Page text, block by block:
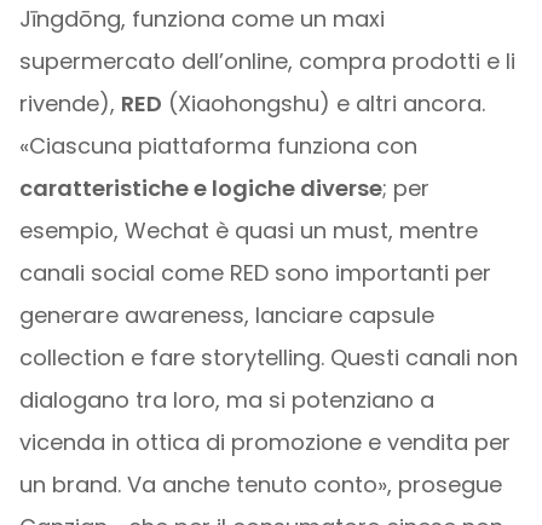
Jīngdōng, funziona come un maxi
supermercato dell’online, compra prodotti e li
rivende), RED (Xiaohongshu) e altri ancora.
«Ciascuna piattaforma funziona con
caratteristiche e logiche diverse; per
esempio, Wechat è quasi un must, mentre
canali social come RED sono importanti per
generare awareness, lanciare capsule
collection e fare storytelling. Questi canali non
dialogano tra loro, ma si potenziano a
vicenda in ottica di promozione e vendita per
un brand. Va anche tenuto conto», prosegue